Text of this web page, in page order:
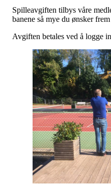
Spilleavgiften tilbys våre
banene så mye du ønsker
Avgiften betales ved å logge